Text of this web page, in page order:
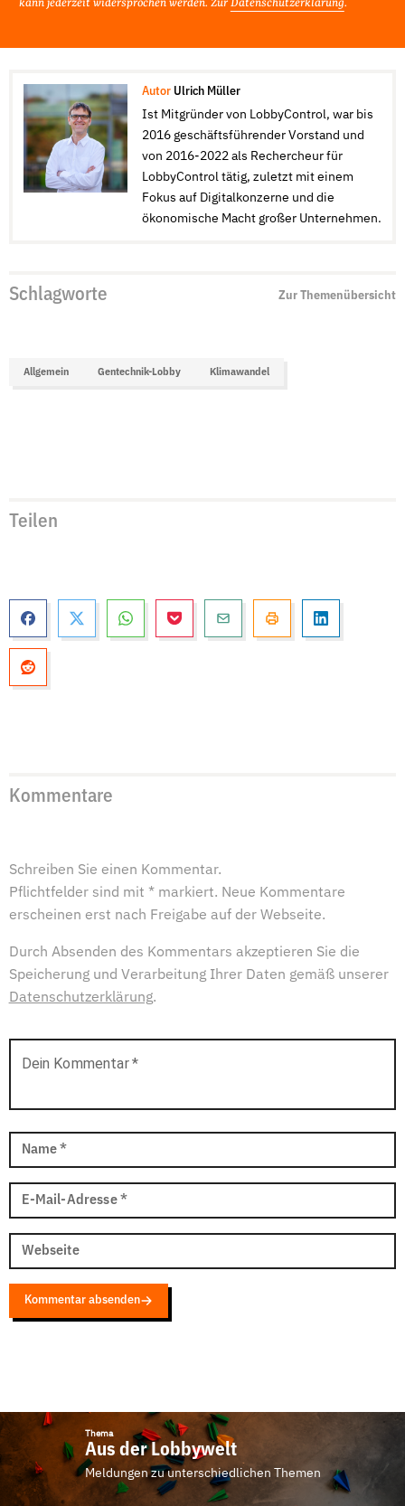
kann jederzeit widersprochen werden. Zur Datenschutzerklärung.
Autor Ulrich Müller
Ist Mitgründer von LobbyControl, war bis
2016 geschäftsführender Vorstand und
von 2016-2022 als Rechercheur für
LobbyControl tätig, zuletzt mit einem
Fokus auf Digitalkonzerne und die
ökonomische Macht großer Unternehmen.
Schlagworte Zur Themenübersicht
Allgemein Gentechnik-Lobby Klimawandel
Teilen
Kommentare
Schreiben Sie einen Kommentar.
Pflichtfelder sind mit * markiert. Neue Kommentare
erscheinen erst nach Freigabe auf der Webseite.
Durch Absenden des Kommentars akzeptieren Sie die
Speicherung und Verarbeitung Ihrer Daten gemäß unserer
Datenschutzerklärung.
Dein Kommentar*
Name *
E-Mail-Adresse *
Webseite
Kommentar absenden
Thema
Aus der Lobbywelt
Meldungen zu unterschiedlichen Themen